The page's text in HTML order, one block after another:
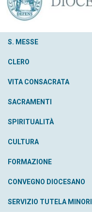
S. MESSE
CLERO
VITA CONSACRATA
SACRAMENTI
SPIRITUALITÀ
CULTURA
FORMAZIONE
CONVEGNO DIOCESANO
SERVIZIO TUTELA MINORI